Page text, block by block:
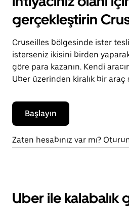
gerçekleştirin
Cruseilles bölgesinde ister
isterseniz ikisini birden
göre para kazanın. Kendi
Uber üzerinden kiralık bir araç
Başlayın
Zaten hesabınız var mı?
Uber ile kalabalık